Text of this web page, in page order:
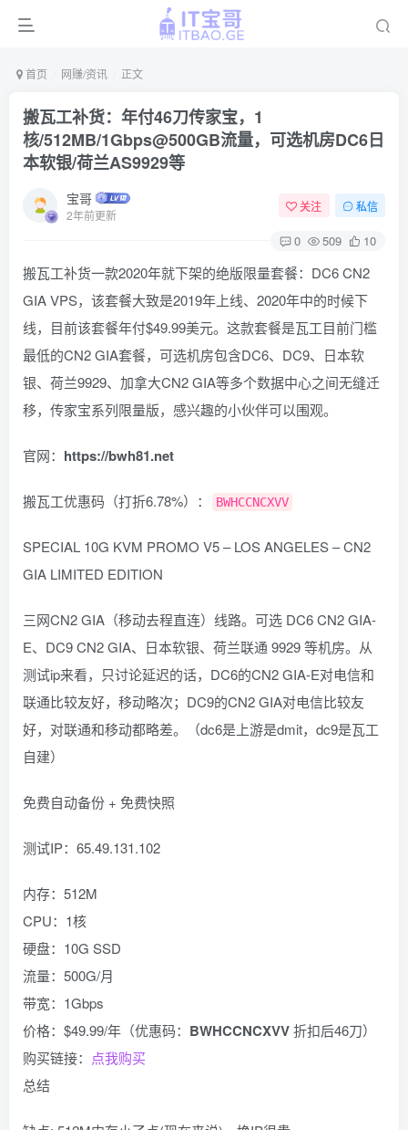
首页 网赚/资讯 正文
搬瓦工补货：年付46刀传家宝，1
核/512MB/1Gbps@500GB流量，可选机房DC6日
本软银/荷兰AS9929等
宝哥
2年前更新
关注 私信
0 509 10
搬瓦工补货一款2020年就下架的绝版限量套餐：DC6 CN2
GIA VPS，该套餐大致是2019年上线、2020年中的时候下
线，目前该套餐年付$49.99美元。这款套餐是瓦工目前门槛
最低的CN2 GIA套餐，可选机房包含DC6、DC9、日本软
银、荷兰9929、加拿大CN2 GIA等多个数据中心之间无缝迁
移，传家宝系列限量版，感兴趣的小伙伴可以围观。
官网： https://bwh81.net
搬瓦工优惠码（打折6.78%）： BWHCCNCXVV
SPECIAL 10G KVM PROMO V5 – LOS ANGELES – CN2
GIA LIMITED EDITION
三网CN2 GIA（移动去程直连）线路。可选 DC6 CN2 GIA-
E、DC9 CN2 GIA、日本软银、荷兰联通 9929 等机房。从
测试ip来看，只讨论延迟的话，DC6的CN2 GIA-E对电信和
联通比较友好，移动略次；DC9的CN2 GIA对电信比较友
好，对联通和移动都略差。（dc6是上游是dmit，dc9是瓦工
自建）
免费自动备份 + 免费快照
测试IP：65.49.131.102
内存：512M
CPU：1核
硬盘：10G SSD
流量：500G/月
带宽：1Gbps
价格：$49.99/年（优惠码： BWHCCNCXVV折扣后46刀）
购买链接： 点我购买
总结